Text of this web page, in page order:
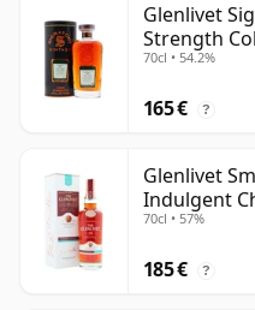
Glenlivet
Strength
70cl • 54.2%
165 € ?
Glenlivet
Indulgent
70cl • 57%
185 € ?